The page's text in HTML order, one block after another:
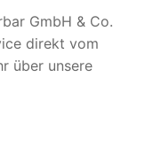
GmbH & Co.
direkt vom
über unsere